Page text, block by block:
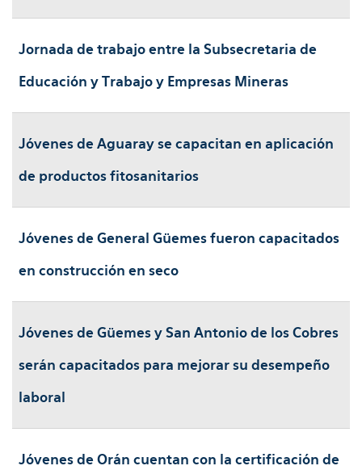
Jornada de trabajo entre la Subsecretaria de
Educación y Trabajo y Empresas Mineras
Jóvenes de Aguaray se capacitan en aplicación
de productos fitosanitarios
Jóvenes de General Güemes fueron capacitados
en construcción en seco
Jóvenes de Güemes y San Antonio de los Cobres
serán capacitados para mejorar su desempeño
laboral
Jóvenes de Orán cuentan con la certificación de